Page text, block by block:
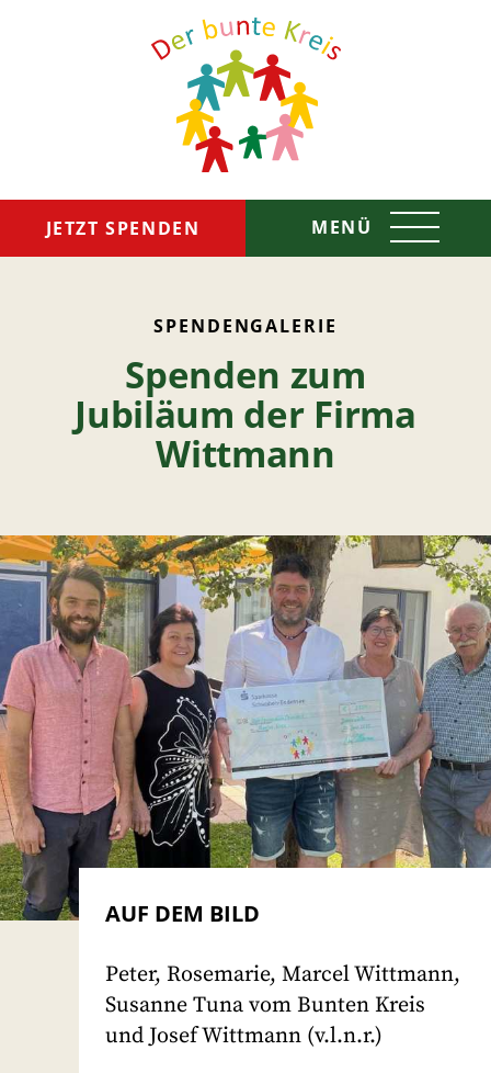
JETZT SPENDEN MENÜ
Das sind wir
So helfen wir
Spenden & Helfen
SPENDENGALERIE
Spenden zum
Jubiläum der Firma
Wittmann
AUF DEM BILD
Peter, Rosemarie, Marcel Wittmann,
Susanne Tuna vom Bunten Kreis
und Josef Wittmann (v.l.n.r.)